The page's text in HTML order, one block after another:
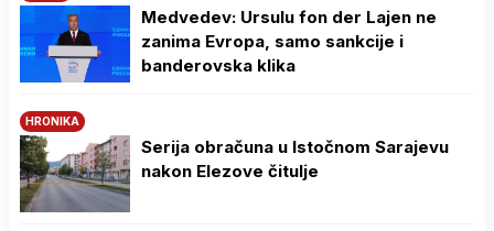
Medvedev: Ursulu fon der Lajen ne
zanima Evropa, samo sankcije i
banderovska klika
HRONIKA
Serija obračuna u Istočnom Sarajevu
nakon Elezove čitulje